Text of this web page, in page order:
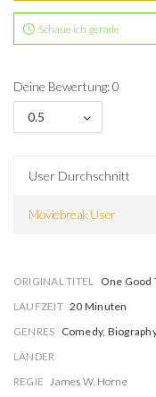
Schaue ich gerade
Deine Bewertung: 0
0.5
User Durchschnitt
Moviebreak User
ORIGINAL TITEL One Good
LAUFZEIT 20 Minuten
GENRES Comedy,
LÄNDER
REGIE James W. Horne